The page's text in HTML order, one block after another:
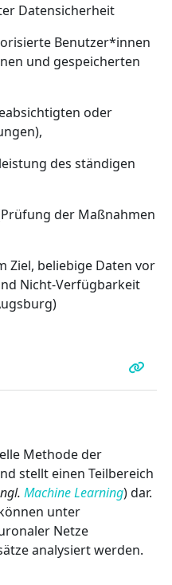
Datensicherheit
Benutzer*innen
und gespeicherten
oder
des ständigen
der Maßnahmen
Ziel, beliebige Daten vor
Nicht-Verfügbarkeit
Methode der
stellt einen Teilbereich
Machine Learning) dar.
unter
Netze
analysiert werden.